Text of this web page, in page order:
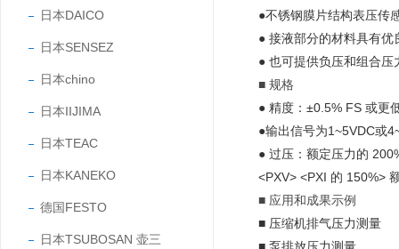
日本DAICO
日本SENSEZ
日本chino
日本IIJIMA
日本TEAC
日本KANEKO
德国FESTO
日本TSUBOSAN 壶三
●不锈钢膜片结构表压传
● 接液部分的材料具有
● 也可提供负压和组合压
■ 规格
● 精度：±0.5% FS 或更
●输出信号为1~5VDC或
● 过压：额定压力的
<PXV> <PXI 的 150%>
■ 应用和成果示例
■ 压缩机排气压力测量